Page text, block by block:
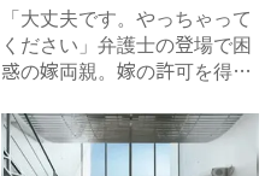
「大丈夫です。やっちゃって
ください」弁護士の登場で困
惑の嫁両親。嫁の許可を得た